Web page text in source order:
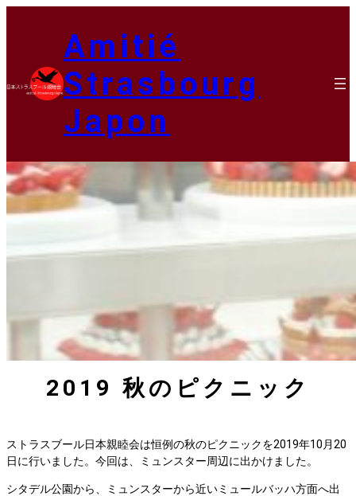
Amitié
Strasbourg
Japon
2019 秋のピクニック
ストラスブール日本親睦会は恒例の秋のピクニックを2019年10月20
日に行いました。今回は、ミュンスター周辺に出かけました。
シタデル公園から、ミュンスターから近いミュールバッハ方面へ出